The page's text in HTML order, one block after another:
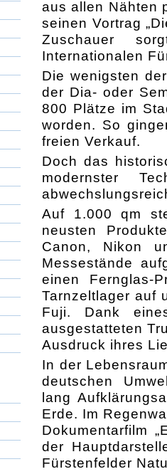
aus allen Nähten
seinen Vortrag
Zuschauer
Internationalen
Die wenigsten
der Dia- oder
800 Plätze im
worden. So
freien Verkauf.
Doch das
modernster
Auf 1.000 qm
neusten
Canon, Nikon
Messestände
einen Fernglas-
Tarnzeltlager auf
Fuji. Dank
ausgestatteten
Ausdruck ihres
In der
deutschen
lang
Erde. Im
Dokumentarfilm
der
Fürstenfelder